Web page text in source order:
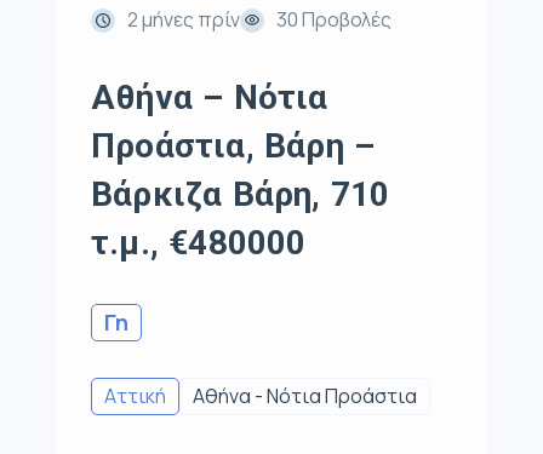
2 μήνες πρίν
30 Προβολές
Αθήνα – Νότια
Προάστια, Βάρη –
Βάρκιζα Βάρη, 710
τ.μ., €480000
Γη
Αττική Αθήνα - Νότια Προάστια